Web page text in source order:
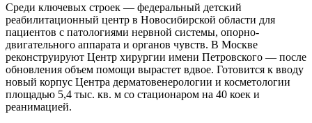
Среди ключевых строек — федеральный детский
реабилитационный центр в Новосибирской области для
пациентов с патологиями нервной системы, опорно-
двигательного аппарата и органов чувств. В Москве
реконструируют Центр хирургии имени Петровского — после
обновления объем помощи вырастет вдвое. Готовится к вводу
новый корпус Центра дерматовенерологии и косметологии
площадью 5,4 тыс. кв. м со стационаром на 40 коек и
реанимацией.